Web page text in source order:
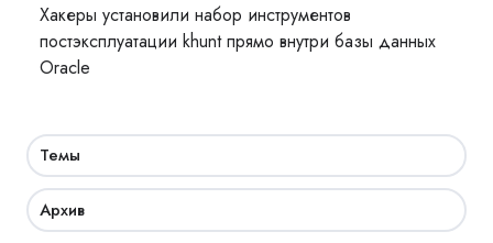
Хакеры установили набор инструментов
постэксплуатации khunt прямо внутри базы данных
Oracle
Темы
Архив